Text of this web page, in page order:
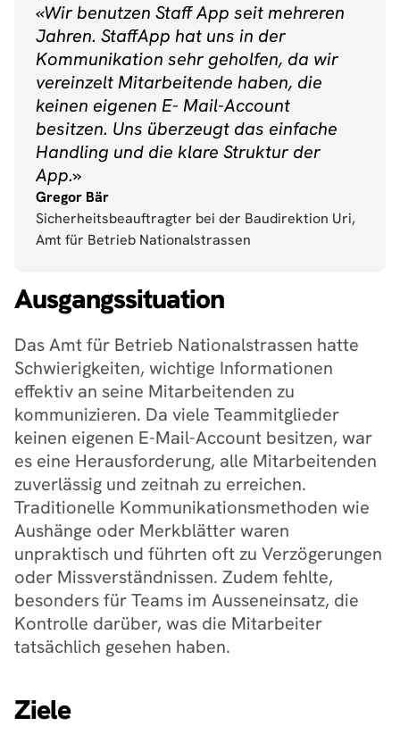
Ausgangssituation
Das Amt für Betrieb Nationalstrassen hatte
Schwierigkeiten, wichtige Informationen
effektiv an seine Mitarbeitenden zu
kommunizieren. Da viele Teammitglieder
keinen eigenen E-Mail-Account besitzen, war
es eine Herausforderung, alle Mitarbeitenden
zuverlässig und zeitnah zu erreichen.
Traditionelle Kommunikationsmethoden wie
Aushänge oder Merkblätter waren
unpraktisch und führten oft zu Verzögerungen
oder Missverständnissen. Zudem fehlte,
besonders für Teams im Ausseneinsatz, die
Kontrolle darüber, was die Mitarbeiter
tatsächlich gesehen haben.
Ziele
«Wir benutzen Staff App seit mehreren
Jahren. StaffApp hat uns in der
Kommunikation sehr geholfen, da wir
vereinzelt Mitarbeitende haben, die
keinen eigenen E- Mail-Account
besitzen. Uns überzeugt das einfache
Handling und die klare Struktur der
App.»
Gregor Bär
Sicherheitsbeauftragter bei der Baudirektion Uri,
Amt für Betrieb Nationalstrassen